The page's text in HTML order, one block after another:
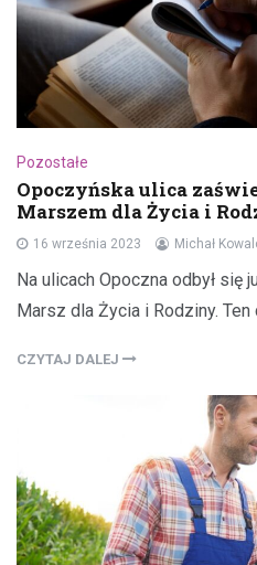
Pozostałe
Opoczyńska ulica
Marszem dla Życia i
16 września 2023 Michał
Na ulicach Opoczna odbył
Marsz dla Życia i Rodziny. Ten
CZYTAJ DALEJ